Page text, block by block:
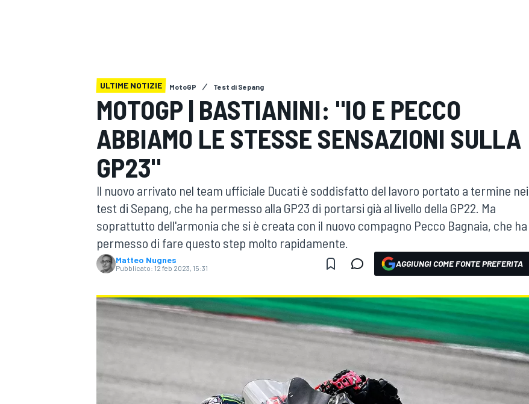
WRC
ULTIME NOTIZIE MotoGP Test di Sepang
MOTOGP | BASTIANINI: "IO E PECCO
ABBIAMO LE STESSE SENSAZIONI SULLA
GP23"
Il nuovo arrivato nel team ufficiale Ducati è soddisfatto del lavoro portato a termine nei
test di Sepang, che ha permesso alla GP23 di portarsi già al livello della GP22. Ma
soprattutto dell'armonia che si è creata con il nuovo compagno Pecco Bagnaia, che ha
permesso di fare questo step molto rapidamente.
Matteo Nugnes
Pubblicato: 12 feb 2023, 15:31 AGGIUNGI COME FONTE PREFERITA